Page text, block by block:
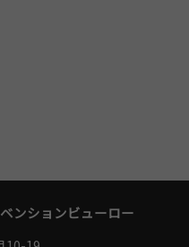
ンションビューロー